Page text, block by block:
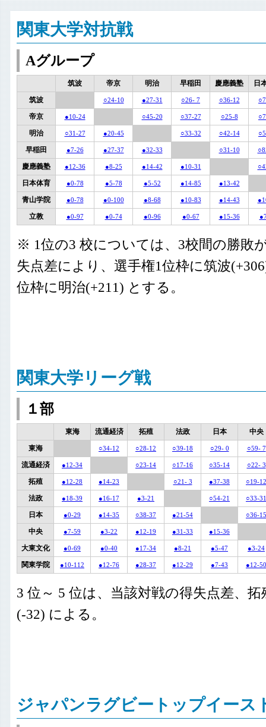
関東大学対抗戦
Aグループ
筑波 帝京 明治 早稲田 慶應義塾
日
筑波
○24-10 ●27-31 ○26- 7 ○36-12
帝京 ●10-24 ○45-20 ○37-27 ○25-8
明治 ○31-27 ●20-45 ○33-32 ○42-14
早稲田 ●7-26 ●27-37 ●32-33 ○31-10
慶應義塾 ●12-36 ●8-25 ●14-42 ●10-31
日本体育 ●0-78 ●5-78 ●5-52 ●14-85 ●13-42
青山学院 ●0-78 ●0-100 ●8-68 ●10-83 ●14-43
立教 ●0-97 ●0-74 ●0-96 ●0-67 ●15-36
※ 1位の3 校については、3校間の勝敗
失点差により、選手権1位枠に筑波
位枠に明治(+211) とする。
関東大学リーグ戦
１部
東海 流通経済 拓殖 法政 日本
中央
東海
○34-12 ○28-12 ○39-18 ○29- 0 ○59- 7
流通経済 ●12-34 ○23-14 ○17-16 ○35-14 ○22- 3
拓殖 ●12-28 ●14-23 ○21- 3 ●37-38 ○19-12
法政 ●18-39 ●16-17 ●3-21 ○54-21 ○33-31
日本 ●0-29 ●14-35 ○38-37 ●21-54 ○36-15
中央 ●7-59 ●3-22 ●12-19 ●31-33 ●15-36
大東文化 ●0-69 ●0-40 ●17-34 ●8-21 ●5-47 ●3-24
関東学院 ●10-112 ●12-76 ●28-37 ●12-29 ●7-43 ●12-50
3 位～ 5 位は、当該対戦の得失点差、
(-32) による。
ジャパンラグビートップイース